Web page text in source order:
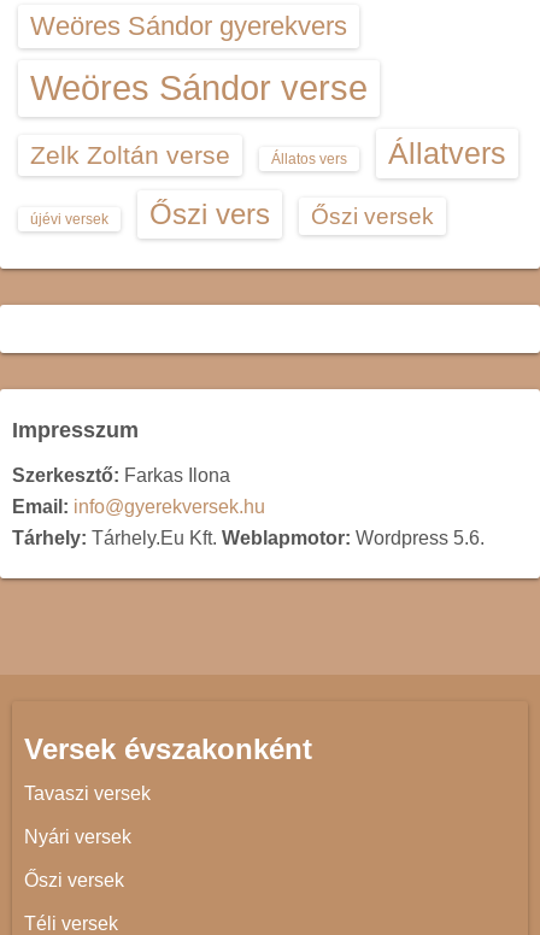
Weöres Sándor gyerekvers
Weöres Sándor verse
Zelk Zoltán verse Állatos vers Állatvers
újévi versek Őszi vers Őszi versek
Impresszum
Szerkesztő: Farkas Ilona
Email: info@gyerekversek.hu
Tárhely: Tárhely.Eu Kft. Weblapmotor: Wordpress 5.6.
Versek évszakonként
Tavaszi versek
Nyári versek
Őszi versek
Téli versek